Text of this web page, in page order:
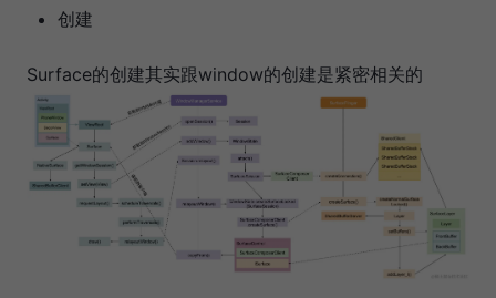
创建
Surface的创建其实跟window的创建是紧密相关的